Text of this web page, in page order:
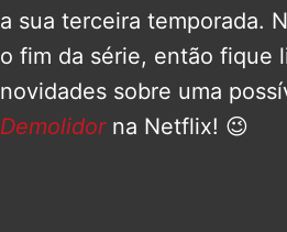
a sua terceira temporada.
o fim da série, então fique
novidades sobre uma
Demolidorna Netflix! 😉